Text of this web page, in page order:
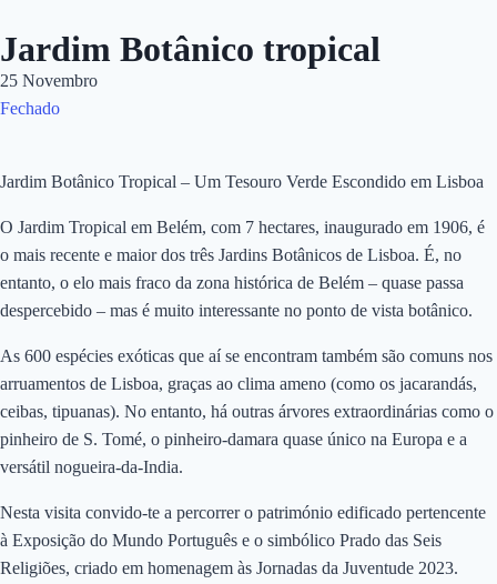
Jardim Botânico tropical
25 Novembro
Fechado
Jardim Botânico Tropical – Um Tesouro Verde Escondido em Lisboa
O Jardim Tropical em Belém, com 7 hectares, inaugurado em 1906, é
o mais recente e maior dos três Jardins Botânicos de Lisboa. É, no
entanto, o elo mais fraco da zona histórica de Belém – quase passa
despercebido – mas é muito interessante no ponto de vista botânico.
As 600 espécies exóticas que aí se encontram também são comuns nos
arruamentos de Lisboa, graças ao clima ameno (como os jacarandás,
ceibas, tipuanas). No entanto, há outras árvores extraordinárias como o
pinheiro de S. Tomé, o pinheiro-damara quase único na Europa e a
versátil nogueira-da-India.
Nesta visita convido-te a percorrer o património edificado pertencente
à Exposição do Mundo Português e o simbólico Prado das Seis
Religiões, criado em homenagem às Jornadas da Juventude 2023.